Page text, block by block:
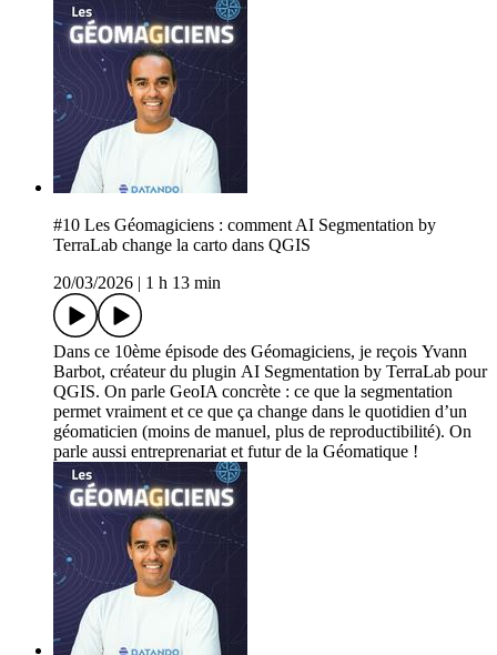
#10 Les Géomagiciens : comment AI Segmentation by
TerraLab change la carto dans QGIS
20/03/2026
1 h 13 min
Dans ce 10ème épisode des Géomagiciens, je reçois Yvann
Barbot, créateur du plugin AI Segmentation by TerraLab pour
QGIS. On parle GeoIA concrète : ce que la segmentation
permet vraiment et ce que ça change dans le quotidien d’un
géomaticien (moins de manuel, plus de reproductibilité). On
parle aussi entreprenariat et futur de la Géomatique !